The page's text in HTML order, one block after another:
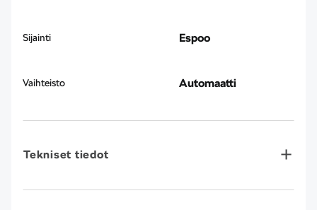
Sijainti Espoo
Vaihteisto Automaatti
Tekniset tiedot